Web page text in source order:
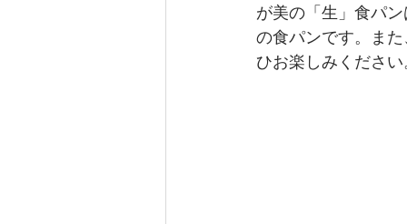
が美の「生」食パ
の食パンです。ま
ひお楽しみください